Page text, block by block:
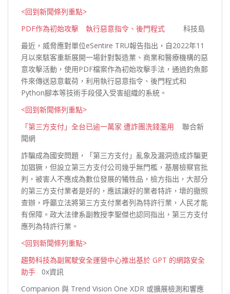
<回到新聞條列重點>
PDF作為初始攻擊 執行惡意指令、後門程式 科技島
最近，威脅應對單位eSentire TRU報告指出，自2022年11
月以來駭客重新展開一場針對製造業、商業和醫療機構的惡
意攻擊活動，使用PDF檔案作為初始攻擊手法，通過釣魚郵
件來傳送惡意載荷，利用執行惡意指令、後門程式和
Python腳本等技術手段侵入受害組織的系統。
<回到新聞條列重點>
「第三方支付」全台已逾一萬家 遭詐團洗錢濫用 聯合新
聞網
詐騙成為國安問題，「第三方支付」亂象及漏洞造成詐騙更
加猖獗，但設立第三方支付公司幾乎無門檻，基層檢察官批
判，被害人不應成為數位發展的犧牲品，檢方指出，大部分
的第三方支付業者是好的，應該讓好的業者特許，壞的撤照
查辦，呼籲立法將第三方支付業者列為特許行業，人民才能
有保障。政大法律系副教授李聖傑也認同指出，第三方支付
應列為特許行業。
<回到新聞條列重點>
趨勢科技為副駕駛安全運營中心推出基於 GPT 的網路安全
助手 0x資訊
Companion 與 Trend Vision One XDR 或擴展檢測和響應